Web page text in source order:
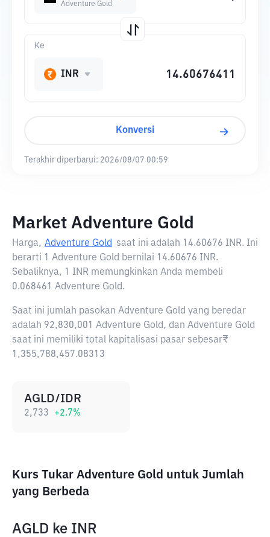
Adventure Gold
Ke
INR
Konversi
Terakhir diperbarui: 2026/08/07 00:59
Market Adventure Gold
Harga, Adventure Gold saat ini adalah 14.60676 INR. Ini
berarti 1 Adventure Gold bernilai 14.60676 INR.
Sebaliknya, 1 INR memungkinkan Anda membeli
0.068461 Adventure Gold.
Saat ini jumlah pasokan Adventure Gold yang beredar
adalah 92,830,001 Adventure Gold, dan Adventure Gold
saat ini memiliki total kapitalisasi pasar sebesar₹
1,355,788,457.08313
AGLD/IDR
2,733 +2.7%
Kurs Tukar Adventure Gold untuk Jumlah
yang Berbeda
AGLD ke INR